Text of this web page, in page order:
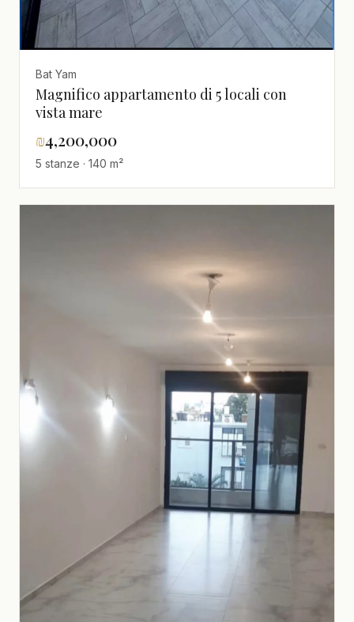
Bat Yam
Magnifico appartamento di 5 locali con
vista mare
₪4,200,000
5 stanze · 140 m²